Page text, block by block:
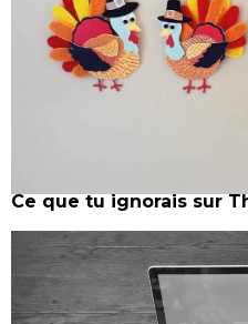
Ce que tu ignorais sur